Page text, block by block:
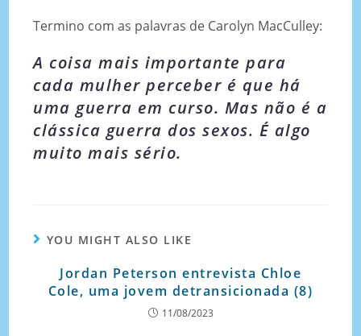
Termino com as palavras de Carolyn MacCulley:
A coisa mais importante para
cada mulher perceber é que há
uma guerra em curso. Mas não é a
clássica guerra dos sexos. É algo
muito mais sério.
YOU MIGHT ALSO LIKE
Jordan Peterson entrevista Chloe
Cole, uma jovem detransicionada (8)
11/08/2023